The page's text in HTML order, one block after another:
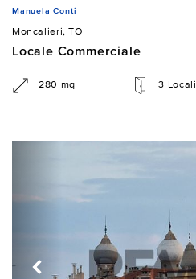
Manuela Conti
Moncalieri, TO
Locale Commerciale
280 mq 3 Locali